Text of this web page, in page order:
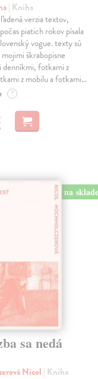
| Kniha
verzia textov,
piatich rokov písala
vogue. texty sú
škrabopisne
denníkmi, fotkami z
z mobilu a fotkami…
?
na sklade
sa nedá
Nicol | Kniha